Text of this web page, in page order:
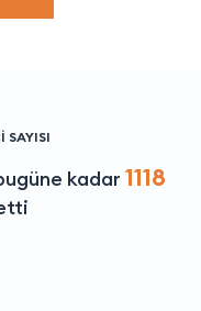
SAYISI
kadar 1118